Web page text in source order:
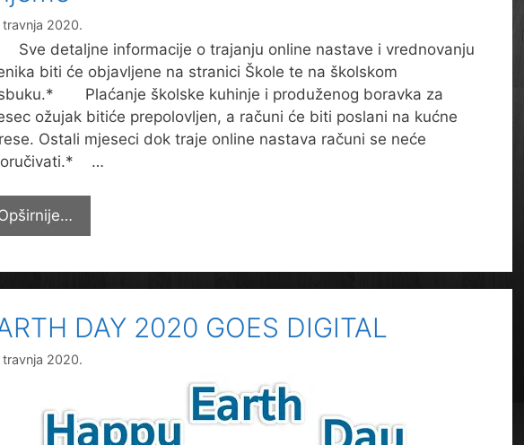
travnja 2020.
detaljne informacije o trajanju online nastave i vrednovanju
biti će objavljene na stranici Škole te na školskom
Plaćanje školske kuhinje i produženog boravka za
ožujak bitiće prepolovljen, a računi će biti poslani na kućne
Ostali mjeseci dok traje online nastava računi se neće
…
obavijesti
vrijeme
DAY 2020 GOES DIGITAL
travnja 2020.